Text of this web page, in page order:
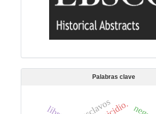
Palabras clave
esclavos